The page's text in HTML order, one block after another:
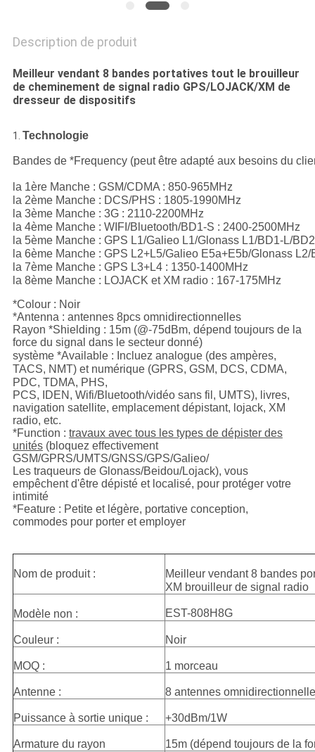
PRIVACY
POLICY
Description de produit
Meilleur vendant 8 bandes portatives tout le brouilleur
de cheminement de signal radio GPS/LOJACK/XM de
dresseur de dispositifs
1. Technologie
Bandes de *Frequency (peut être adapté aux besoins du
la 1ère Manche : GSM/CDMA : 850-965MHz
la 2ème Manche : DCS/PHS : 1805-1990MHz
la 3ème Manche : 3G : 2110-2200MHz
la 4ème Manche : WIFI/Bluetooth/BD1-S : 2400-2500MHz
la 5ème Manche : GPS L1/Galieo L1/Glonass L1/BD1-L/
la 6ème Manche : GPS L2+L5/Galieo E5a+E5b/Glonass
la 7ème Manche : GPS L3+L4 : 1350-1400MHz
la 8ème Manche : LOJACK et XM radio : 167-175MHz
*Colour : Noir
*Antenna : antennes 8pcs omnidirectionnelles
Rayon *Shielding : 15m (@-75dBm, dépend toujours de la
force du signal dans le secteur donné)
système *Available : Incluez analogue (des ampères,
TACS, NMT) et numérique (GPRS, GSM, DCS, CDMA,
PDC, TDMA, PHS,
PCS, IDEN, Wifi/Bluetooth/vidéo sans fil, UMTS), livres,
navigation satellite, emplacement dépistant, lojack, XM
radio, etc.
*Function : travaux avec tous les types de dépister des
unités(bloquez effectivement
GSM/GPRS/UMTS/GNSS/GPS/Galieo/
Les traqueurs de Glonass/Beidou/Lojack), vous
empêchent d'être dépisté et localisé, pour protéger votre
intimité
*Feature : Petite et légère, portative conception,
commodes pour porter et employer
Nom de produit :
Meilleur vendant 8 bandes
XM brouilleur de signal radio
Modèle non : EST-808H8G
Couleur : Noir
MOQ : 1 morceau
Antenne : 8 antennes
Puissance à sortie unique : +30dBm/1W
Armature du rayon 15m (dépend toujours de la